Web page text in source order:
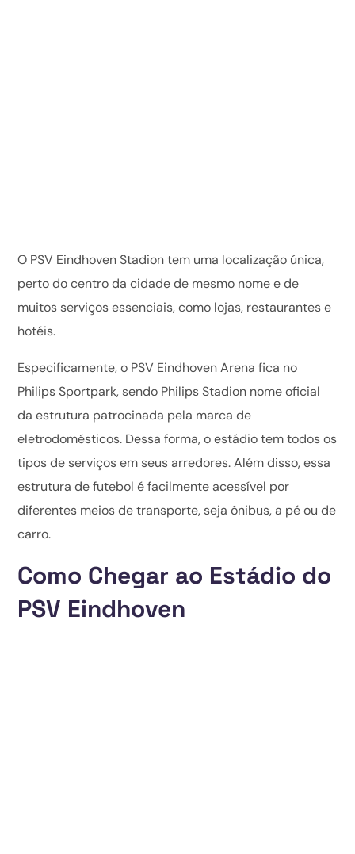
O PSV Eindhoven Stadion tem uma localização única,
perto do centro da cidade de mesmo nome e de
muitos serviços essenciais, como lojas, restaurantes e
hotéis.
Especificamente, o PSV Eindhoven Arena fica no
Philips Sportpark, sendo Philips Stadion nome oficial
da estrutura patrocinada pela marca de
eletrodomésticos. Dessa forma, o estádio tem todos os
tipos de serviços em seus arredores. Além disso, essa
estrutura de futebol é facilmente acessível por
diferentes meios de transporte, seja ônibus, a pé ou de
carro.
Como Chegar ao Estádio do
PSV Eindhoven